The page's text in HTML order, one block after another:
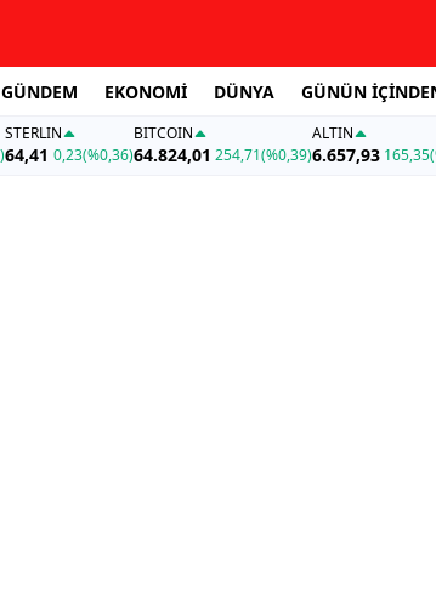
GÜNDEM EKONOMİ DÜNYA GÜNÜN
STERLIN
64,41 0,23(%0,36)
BITCOIN
64.824,01 254,71(%0,39)
ALTIN
6.657,93 165,35